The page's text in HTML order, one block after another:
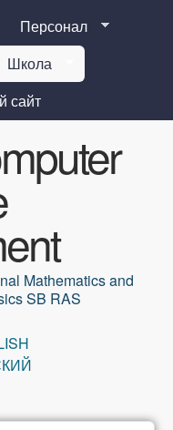
Персонал
Школа
сайт
Mathematics and
SB RAS